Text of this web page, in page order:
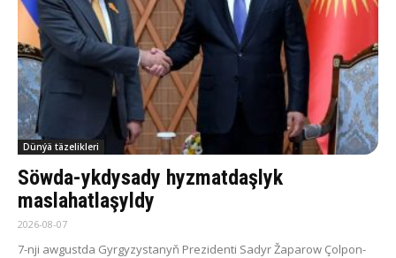
Dünýä täzelikleri
Söwda-ykdysady hyzmatdaşlyk
maslahatlaşyldy
2026-08-07
7-nji awgustda Gyrgyzystanyň Prezidenti Sadyr Žaparow Çolpon-